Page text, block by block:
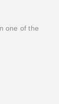
one of the